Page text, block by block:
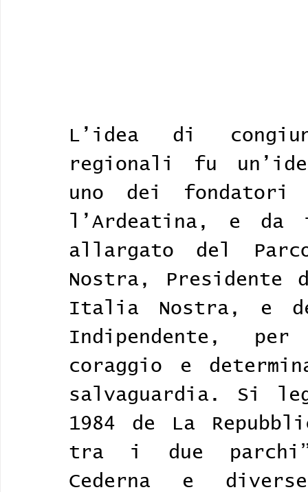
L’idea di
regionali fu
uno dei
l’Ardeatina, e da
allargato del
Nostra, Presidente
Italia Nostra, e
Indipendente,
coraggio e
salvaguardia. Si
1984 de La
tra i due
Cederna e